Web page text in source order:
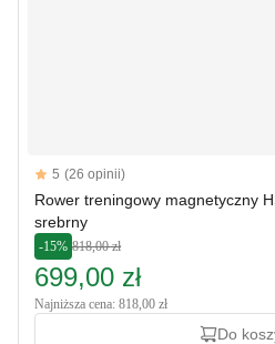
Reviews
5 out of 5 stars
5 (26 opinii)
Rower treningowy magnetyczny
srebrny
-15% 818,00 zł
699,00 zł
Najniższa cena: 818,00 zł
Do